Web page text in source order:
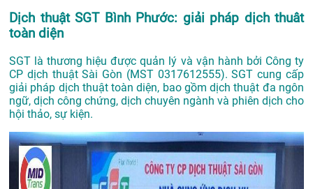
Dịch thuật SGT Bình Phước: giải pháp dịch thuât
toàn diện
SGT là thương hiệu được quản lý và vận hành bởi Công ty
CP dịch thuật Sài Gòn (MST 0317612555). SGT cung cấp
giải pháp dịch thuật toàn diện, bao gồm dịch thuật đa ngôn
ngữ, dịch công chứng, dịch chuyên ngành và phiên dịch cho
hội thảo, sự kiện.